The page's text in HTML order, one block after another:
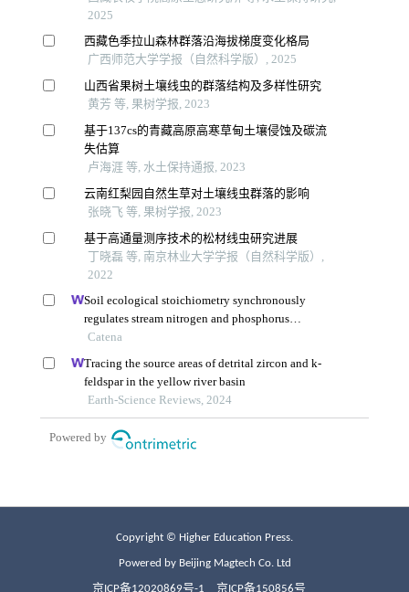
Copyright © Higher Education Press.
Powered by Beijing Magtech Co. Ltd
京ICP备12020869号-1 京ICP备150856号